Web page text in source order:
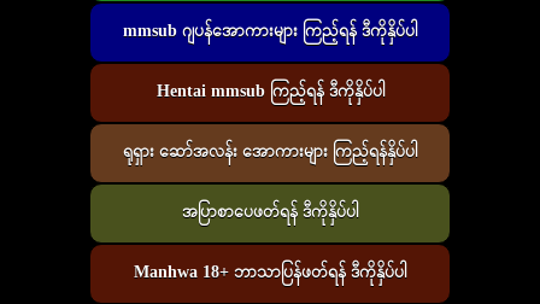
mmsub ဂျပန်အောကားများ ကြည့်ရန် ဒီကိုနှိပ်ပါ
Hentai mmsub ကြည့်ရန် ဒီကိုနှိပ်ပါ
ရုရှား ဆော်အလန်း အောကားများ ကြည့်ရန်နှိပ်ပါ
အပြာစာပေဖတ်ရန် ဒီကိုနှိပ်ပါ
Manhwa 18+ ဘာသာပြန်ဖတ်ရန် ဒီကိုနှိပ်ပါ